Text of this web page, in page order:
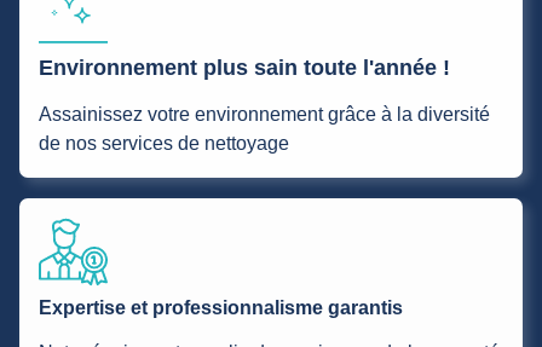
Environnement plus sain toute l'année !
Assainissez votre environnement grâce à la diversité
de nos services de nettoyage
Expertise et professionnalisme garantis